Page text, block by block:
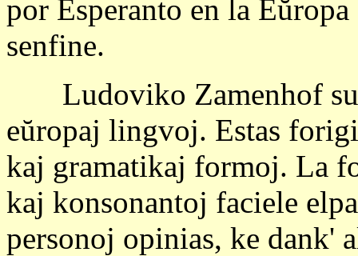
por Esperanto en la
senfine.
Ludoviko Zamenhof
eŭropaj lingvoj. Estas
kaj gramatikaj formoj. La
kaj konsonantoj faciele
personoj opinias, ke dank'